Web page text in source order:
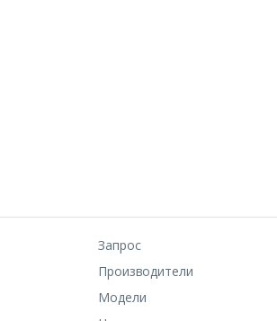
Запрос
Производители
Модели